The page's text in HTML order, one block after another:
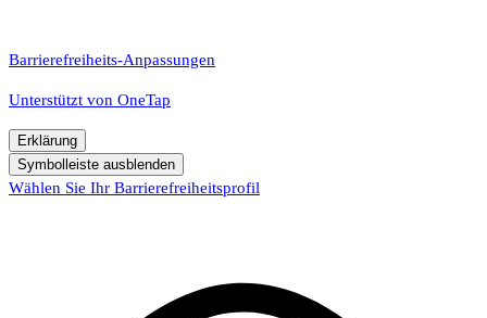
Barrierefreiheits-Anpassungen
Unterstützt von OneTap
Erklärung
Symbolleiste ausblenden
Wählen Sie Ihr Barrierefreiheitsprofil